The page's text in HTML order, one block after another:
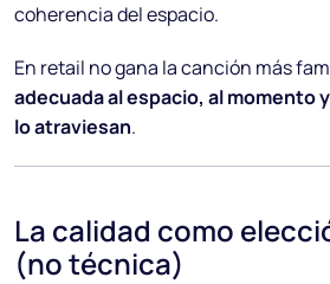
coherencia del espacio.
En retail no gana la canción más
adecuada al espacio, al momento
lo atraviesan.
La calidad como
(no técnica)